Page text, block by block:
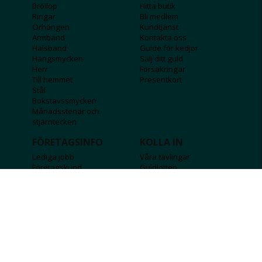
Bröllop
Ringar
Örhängen
Armband
Halsband
Hängsmycken
Herr
Till hemmet
Stål
Bokstavssmycken
Månadsstenar och
stjärntecken
Hitta butik
Bli medlem
Kundtjänst
Kontakta oss
Guide för kedjor
Sälj ditt guld
Försäkringar
Presentkort
FÖRETAGSINFO
Lediga jobb
Företagskund
KOLLA IN
Våra tävlingar
Guldlotten